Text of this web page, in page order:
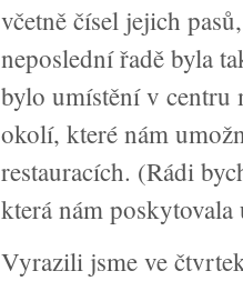
včetně čísel jejich
neposlední řadě byla
bylo umístění v centru
okolí, které nám
restauracích. (Rádi
která nám poskytovala
Vyrazili jsme ve